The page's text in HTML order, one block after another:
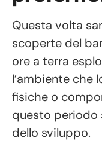
Questa volta
scoperte del
ore a terra
l’ambiente che
fisiche o
questo periodo
dello sviluppo.